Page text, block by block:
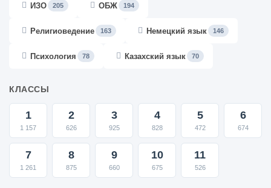
ИЗО 205 ОБЖ 194
Религиоведение 163 Немецкий язык 146
Психология 78 Казахский язык 70
КЛАССЫ
1
1 157
2
626
3
925
4
828
5
472
6
674
7
1 261
8
875
9
660
10
675
11
526